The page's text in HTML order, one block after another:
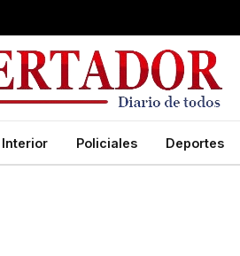
Interior Policiales Deportes